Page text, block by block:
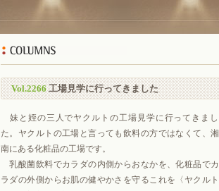
Vol.2266工場見学に行ってきました
妹と姪の三人でヤクルトの工場見学に行ってきまし
た。ヤクルトの工場と言っても飲料の方ではなくて、湘
南にある化粧品の工場です。
乳酸菌飲料でカラダの内側からおなかを、化粧品でカ
ラダの外側からお肌の健やかさを守るこれを〈ヤクルト